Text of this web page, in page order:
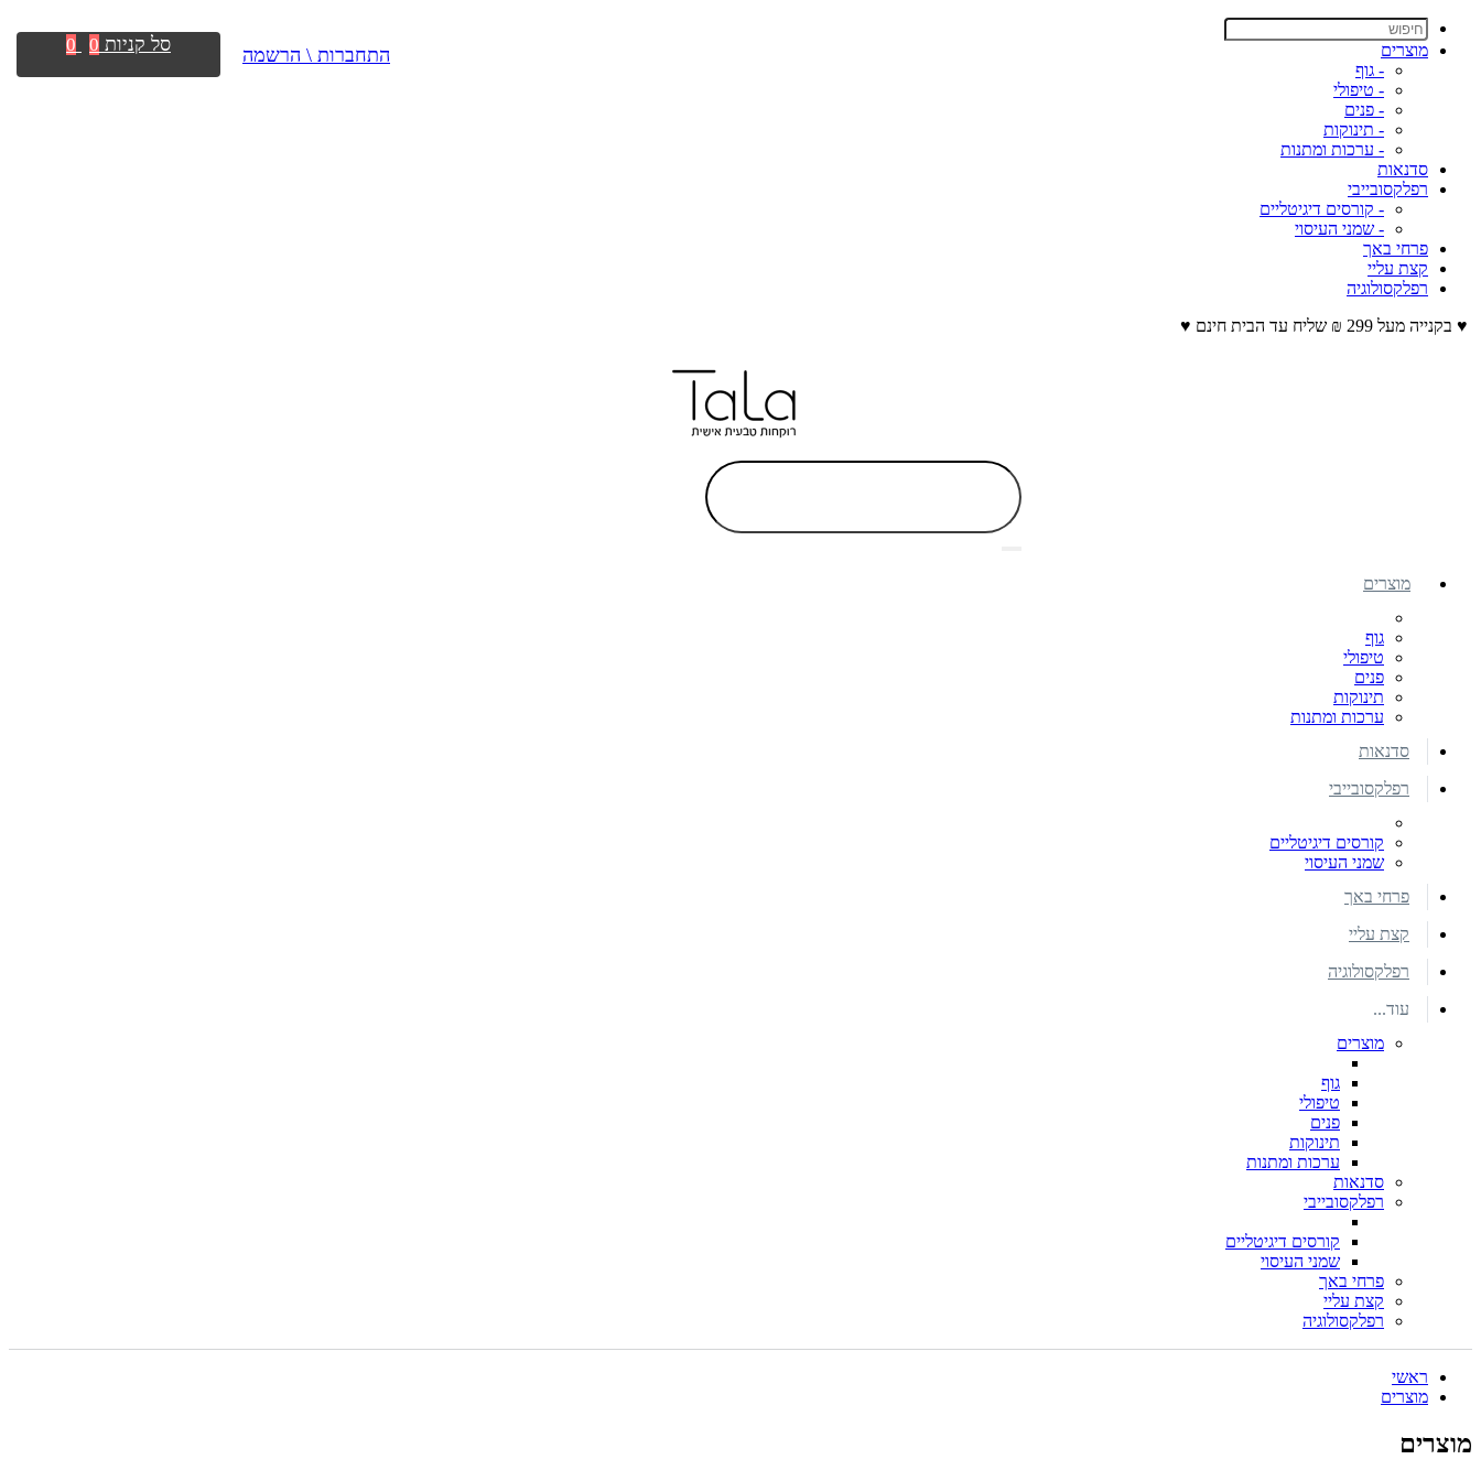
מוצרים
- גוף
- טיפולי
- פנים
- תינוקות
- ערכות ומתנות
סדנאות
רפלקסובייבי
- קורסים דיגיטליים
- שמני העיסוי
פרחי באך
קצת עליי
רפלקסולוגיה
♥ בקנייה מעל 299 ₪ שליח עד הבית חינם ♥
התחברות \ הרשמה סל קניות 0
0
מוצרים
גוף
טיפולי
פנים
תינוקות
ערכות ומתנות
סדנאות
רפלקסובייבי
קורסים דיגיטליים
שמני העיסוי
פרחי באך
קצת עליי
רפלקסולוגיה
עוד...
מוצרים
גוף
טיפולי
פנים
תינוקות
ערכות ומתנות
סדנאות
רפלקסובייבי
קורסים דיגיטליים
שמני העיסוי
פרחי באך
קצת עליי
רפלקסולוגיה
ראשי
מוצרים
מוצרים